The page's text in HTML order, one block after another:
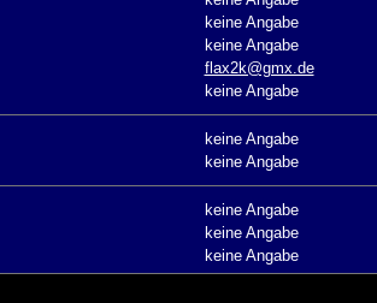
keine Angabe
keine Angabe
flax2k@gmx.de
keine Angabe
keine Angabe
keine Angabe
keine Angabe
keine Angabe
keine Angabe